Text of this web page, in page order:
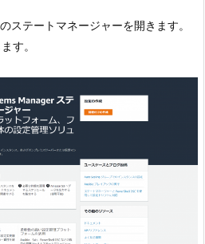
ステートマネージャーを開きます。
す。